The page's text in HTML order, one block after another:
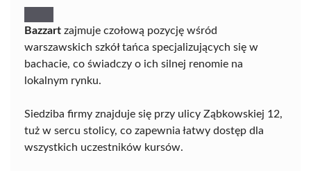
Bazzart zajmuje czołową pozycję wśród
warszawskich szkół tańca specjalizujących się w
bachacie, co świadczy o ich silnej renomie na
lokalnym rynku.
Siedziba firmy znajduje się przy ulicy Ząbkowskiej 12,
tuż w sercu stolicy, co zapewnia łatwy dostęp dla
wszystkich uczestników kursów.